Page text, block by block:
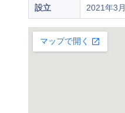
設立 2021年3月